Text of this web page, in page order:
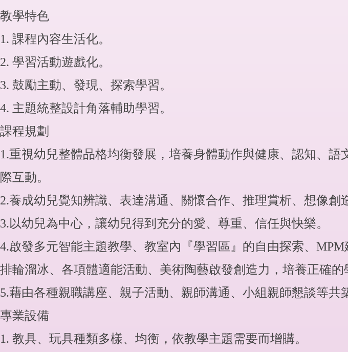
教學特色
1. 課程內容生活化。
2. 學習活動遊戲化。
3. 鼓勵主動、發現、探索學習。
4. 主題統整設計角落輔助學習。
課程規劃
1.重視幼兒整體品格均衡發展，培養身體動作與健康、認知、語
際互動。
2.養成幼兒覺知辨識、表達溝通、關懷合作、推理賞析、想像創
3.以幼兒為中心，讓幼兒得到充分的愛、尊重、信任與快樂。
4.啟發多元智能主題教學、教室內『學習區』的自由探索、
排輪溜冰、各項體適能活動、美術陶藝啟發創造力，培養正確的
5.藉由各種親職講座、親子活動、親師溝通、小組親師懇談等共
專業設備
1. 教具、玩具種類多樣、均衡，依教學主題需要而增購。